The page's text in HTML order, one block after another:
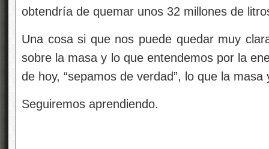
obtendría de quemar unos 32 millones de
Una cosa si que nos puede quedar muy
sobre la masa y lo que entendemos por la
de hoy, “sepamos de verdad”, lo que la
Seguiremos aprendiendo.